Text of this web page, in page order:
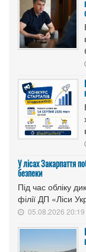
У лісах Закарпаття
безпеки
Під час обліку
філії ДП «Ліси
05.08.2026 20:19